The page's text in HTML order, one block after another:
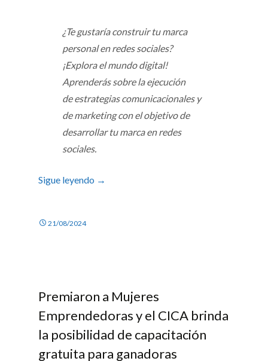
¿Te gustaría construir tu marca
personal en redes sociales?
¡Explora el mundo digital!
Aprenderás sobre la ejecución
deestrategias comunicacionalesy
demarketingcon el objetivo de
desarrollar tu marca enredes
sociales.
Sigue leyendo →
21/08/2024
Premiaron a Mujeres
Emprendedoras y el CICA brinda
la posibilidad de capacitación
gratuita para ganadoras